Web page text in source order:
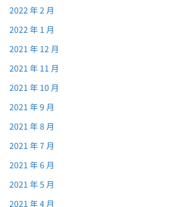
2022 年 2 月
2022 年 1 月
2021 年 12 月
2021 年 11 月
2021 年 10 月
2021 年 9 月
2021 年 8 月
2021 年 7 月
2021 年 6 月
2021 年 5 月
2021 年 4 月